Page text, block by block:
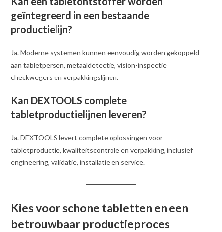
geïntegreerd in een bestaande
productielijn?
Ja. Moderne systemen kunnen eenvoudig worden gekoppeld
aan tabletpersen, metaaldetectie, vision-inspectie,
checkwegers en verpakkingslijnen.
Kan DEXTOOLS complete
tabletproductielijnen leveren?
Ja. DEXTOOLS levert complete oplossingen voor
tabletproductie, kwaliteitscontrole en verpakking, inclusief
engineering, validatie, installatie en service.
Kies voor schone tabletten en een
betrouwbaar productieproces